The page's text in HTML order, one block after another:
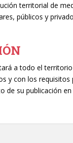
territorial de
públicos y
a todo el
y con los
de su publicación